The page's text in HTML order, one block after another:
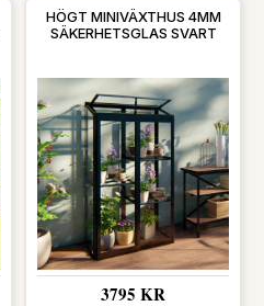
HÖGT MINIVÄXTHUS 4MM
SÄKERHETSGLAS SVART
3795 KR